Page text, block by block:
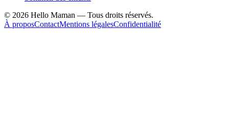
© 2026 Hello Maman — Tous droits réservés.
À proposContactMentions légalesConfidentialité